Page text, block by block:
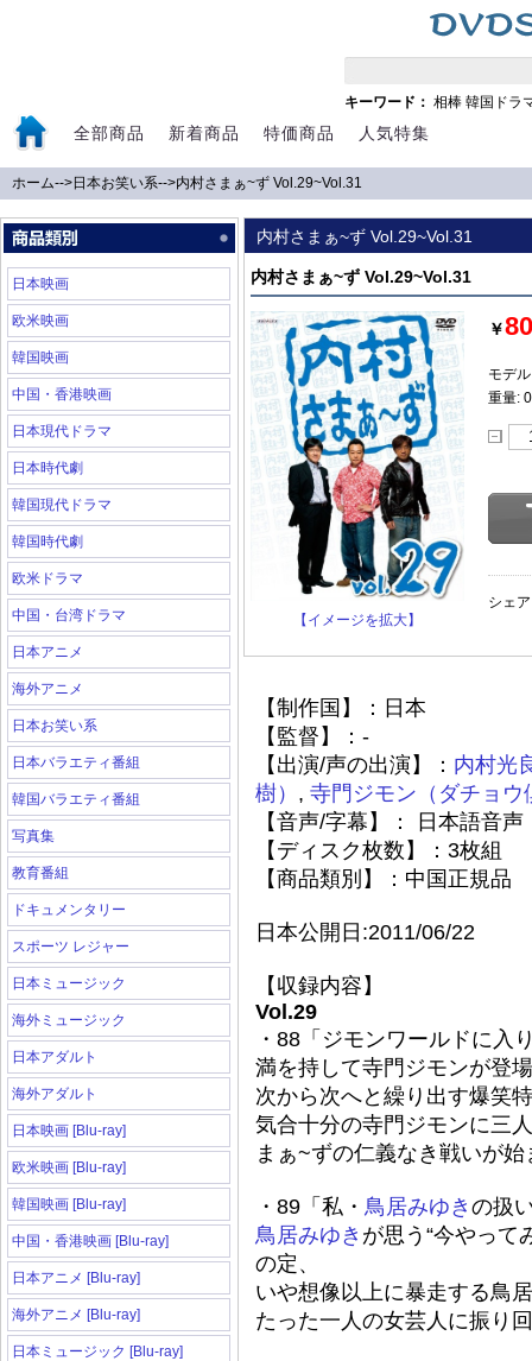
キーワード： 相棒 韓国ドラ
全部商品 新着商品 特価商品 人気特集
ホーム-->日本お笑い系-->内村さまぁ~ず Vol.29~Vol.31
日本映画
欧米映画
韓国映画
中国・香港映画
日本現代ドラマ
日本時代劇
韓国現代ドラマ
韓国時代劇
欧米ドラマ
中国・台湾ドラマ
日本アニメ
海外アニメ
日本お笑い系
日本バラエティ番組
韓国バラエティ番組
写真集
教育番組
ドキュメンタリー
スポーツ レジャー
日本ミュージック
海外ミュージック
日本アダルト
海外アダルト
日本映画 [Blu-ray]
欧米映画 [Blu-ray]
韓国映画 [Blu-ray]
中国・香港映画 [Blu-ray]
日本アニメ [Blu-ray]
海外アニメ [Blu-ray]
日本ミュージック [Blu-ray]
内村さまぁ~ず Vol.29~Vol.31
内村さまぁ~ず Vol.29~Vol.31
【イメージを拡大】
￥
モデ
重量:
シェ
【制作国】：日本
【監督】：-
【出演/声の出演】： 内村光
樹） , 寺門ジモン（ダチョウ
【音声/字幕】： 日本語音声
【ディスク枚数】：3枚組
【商品類別】：中国正規品
日本公開日:2011/06/22
【収録内容】
Vol.29
・88「ジモンワールドに入
満を持して寺門ジモンが登
次から次へと繰り出す爆笑
気合十分の寺門ジモンに三
まぁ~ずの仁義なき戦いが始
・89「私・ 鳥居みゆき の扱
鳥居みゆき が思う“今やって
の定、
いや想像以上に暴走する鳥
たった一人の女芸人に振り